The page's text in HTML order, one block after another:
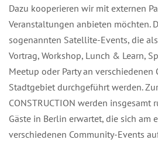
Dazu kooperieren wir mit externen
Veranstaltungen anbieten möchten.
sogenannten Satellite-Events, die
Vortrag, Workshop, Lunch & Learn,
Meetup oder Party an verschiedenen
Stadtgebiet durchgeführt werden.
CONSTRUCTION werden insgesamt
Gäste in Berlin erwartet, die sich am
verschiedenen Community-Events